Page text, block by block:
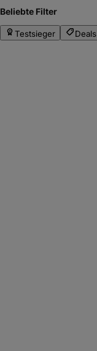
Beliebte Filter
Testsieger Deals